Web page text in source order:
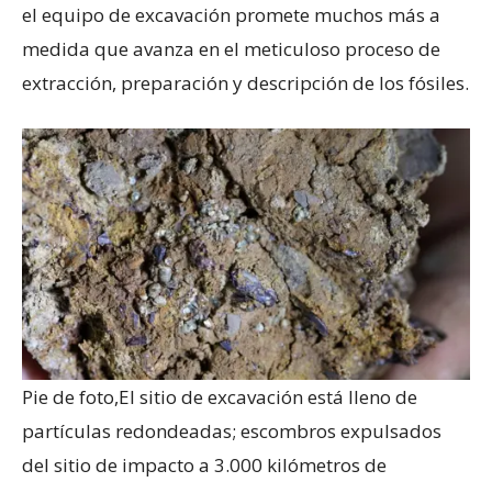
el equipo de excavación promete muchos más a
medida que avanza en el meticuloso proceso de
extracción, preparación y descripción de los fósiles.
Pie de foto,El sitio de excavación está lleno de
partículas redondeadas; escombros expulsados ​​
del sitio de impacto a 3.000 kilómetros de